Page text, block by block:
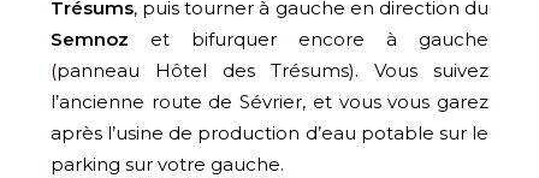
Trésums, puis tourner à gauche en direction du
Semnoz et bifurquer encore à gauche
(panneau Hôtel des Trésums). Vous suivez
l’ancienne route de Sévrier, et vous vous garez
après l’usine de production d’eau potable sur le
parking sur votre gauche.